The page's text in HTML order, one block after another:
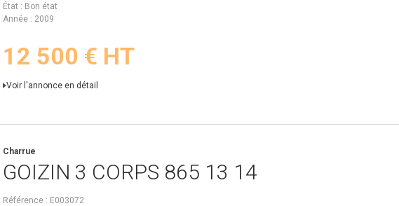
État
Bon état
Année
2009
12 500 € HT
Voir l'annonce en détail
GOIZIN 3 CORPS 865 13 14
Charrue
Référence
E003072